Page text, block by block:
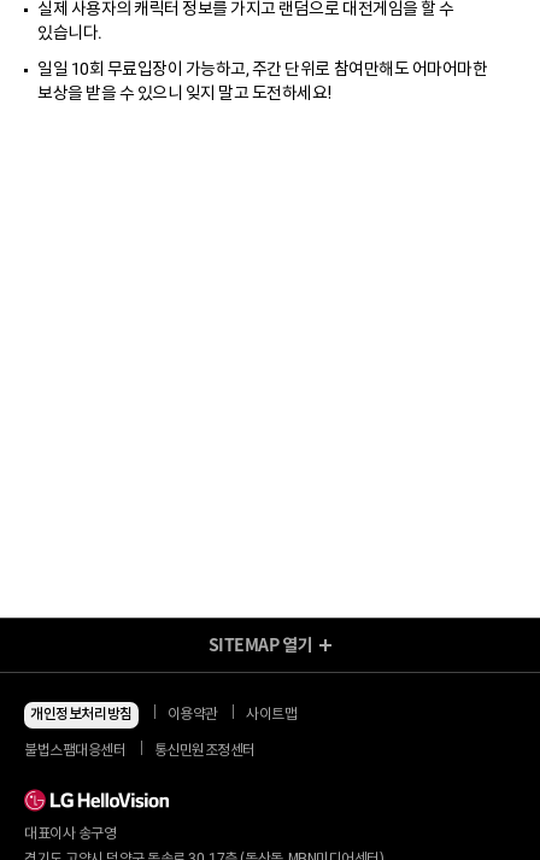
실제 사용자의 캐릭터 정보를 가지고 랜덤으로 대전게임을 할 수
있습니다.
일일 10회 무료입장이 가능하고, 주간 단위로 참여만해도 어마어마한
보상을 받을 수 있으니 잊지 말고 도전하세요!
지금 최저가
인터넷+TV
인터넷 요금제
TV 요금제
인터넷+모바일
SITEMAP 열기
개인정보처리방침 이용약관 사이트맵
불법스팸대응센터 통신민원조정센터
대표이사 송구영